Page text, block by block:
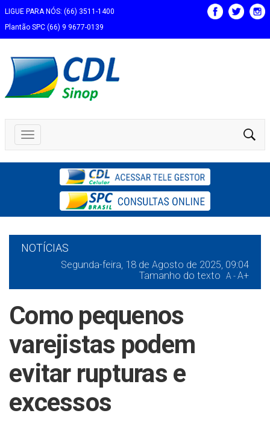
LIGUE PARA NÓS: (66) 3511-1400
Plantão SPC (66) 9 9677-0139
NOTÍCIAS
Segunda-feira, 18 de Agosto de 2025, 09:04
Tamanho do texto
A -A+
Como pequenos
varejistas podem
evitar rupturas e
excessos